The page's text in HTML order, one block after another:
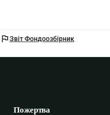
flagЗвіт Фондоозбірник
Пожертва